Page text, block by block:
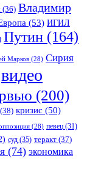
(36) Владимир
(53) ИГИЛ
Путин (164)
Марков (28) Сирия
видео
(200)
(38) кризис (50)
(28) певец (31)
суд (35) теракт (37)
(74) экономика